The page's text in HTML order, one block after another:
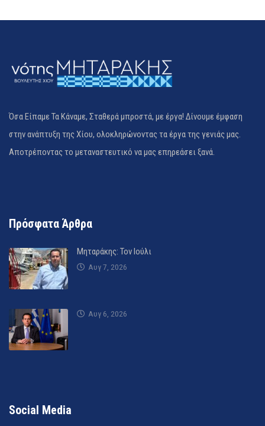
Όσα Είπαμε Τα Κάναμε, Σταθερά μπροστά, με έργα! Δίνουμε έμφαση
στην ανάπτυξη της Χίου, ολοκληρώνοντας τα έργα της γενιάς μας.
Αποτρέποντας το μεταναστευτικό να μας επηρεάσει ξανά.
Πρόσφατα Άρθρα
Μηταράκης: Τον Ιούλι
Αυγ 7, 2026
Αυγ 6, 2026
Social Media